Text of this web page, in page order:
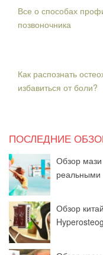
Все о способах
позвоночника
Как распознать
избавиться от боли?
ПОСЛЕДНИЕ
Обзор мази
реальными
Обзор